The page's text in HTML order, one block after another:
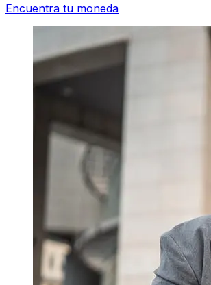
Encuentra tu moneda